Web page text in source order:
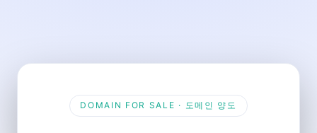
DOMAIN FOR SALE · 도메인 양도